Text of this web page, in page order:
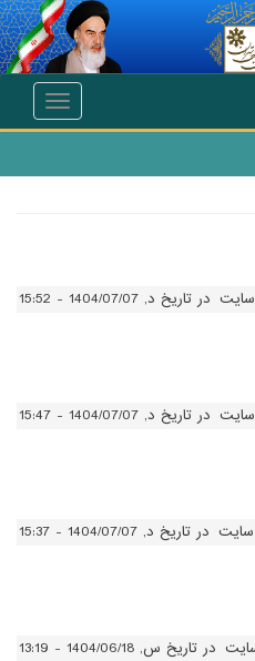
Toggle
سایت در تاریخ د, 1404/07/07 - 15:52
سایت در تاریخ د, 1404/07/07 - 15:47
سایت در تاریخ د, 1404/07/07 - 15:37
در تاریخ س, 1404/06/18 - 13:19